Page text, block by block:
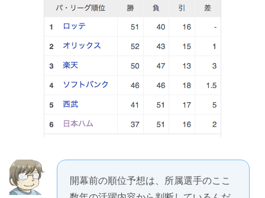
開幕前の順位予想は、所属選手のここ